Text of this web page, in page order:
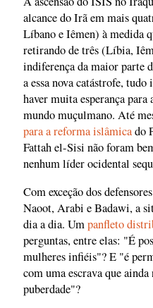
alcance do Irã em mais
Líbano e Iêmen) à medida
retirando de três (Líbia,
indiferença da maior parte
a essa nova catástrofe,
haver muita esperança
mundo muçulmano. Até
para a reforma islâmicado
Fattah el-Sisi não foram
nenhum líder ocidental
Com exceção dos
Naoot, Arabi e Badawi, a
dia a dia. Umpanfleto
perguntas, entre elas: "É
mulheres infiéis"? E "é
com uma escrava que
puberdade"?